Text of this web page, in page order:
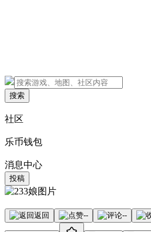
搜索
社区
乐币钱包
消息中心
投稿
返回 -- --